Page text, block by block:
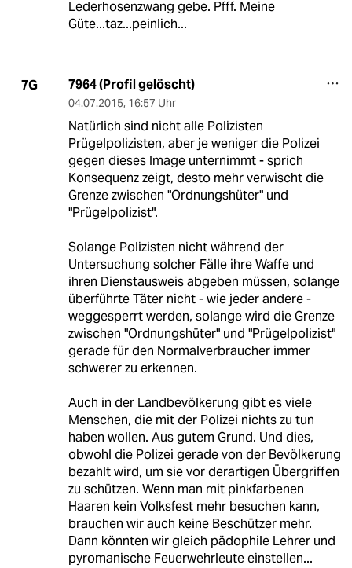
Lederhosenzwang gebe. Pfff. Meine
Güte...taz...peinlich...
7G 7964 (Profil gelöscht)
04.07.2015, 16:57 Uhr
Natürlich sind nicht alle Polizisten
Prügelpolizisten, aber je weniger die Polizei
gegen dieses Image unternimmt - sprich
Konsequenz zeigt, desto mehr verwischt die
Grenze zwischen "Ordnungshüter" und
"Prügelpolizist".
Solange Polizisten nicht während der
Untersuchung solcher Fälle ihre Waffe und
ihren Dienstausweis abgeben müssen, solange
überführte Täter nicht - wie jeder andere -
weggesperrt werden, solange wird die Grenze
zwischen "Ordnungshüter" und "Prügelpolizist"
gerade für den Normalverbraucher immer
schwerer zu erkennen.
Auch in der Landbevölkerung gibt es viele
Menschen, die mit der Polizei nichts zu tun
haben wollen. Aus gutem Grund. Und dies,
obwohl die Polizei gerade von der Bevölkerung
bezahlt wird, um sie vor derartigen Übergriffen
zu schützen. Wenn man mit pinkfarbenen
Haaren kein Volksfest mehr besuchen kann,
brauchen wir auch keine Beschützer mehr.
Dann könnten wir gleich pädophile Lehrer und
pyromanische Feuerwehrleute einstellen...